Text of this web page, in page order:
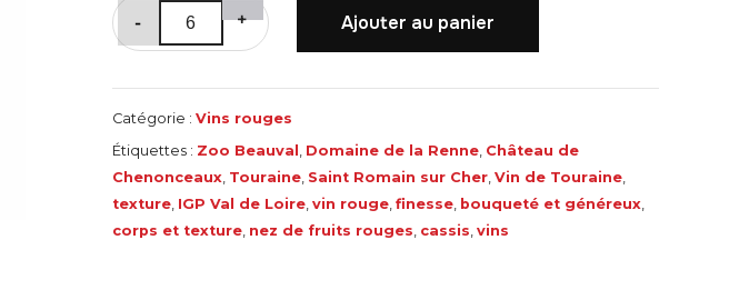
-
quantité
de
noir
+ Ajouter au panier
Catégorie : Vins rouges
Étiquettes : Zoo Beauval , Domaine de la Renne, Château de
Chenonceaux, Touraine, Saint Romain sur Cher, Vin de Touraine,
texture, IGP Val de Loire, vin rouge, finesse, bouqueté et généreux,
corps et texture, nez de fruits rouges, cassis, vins